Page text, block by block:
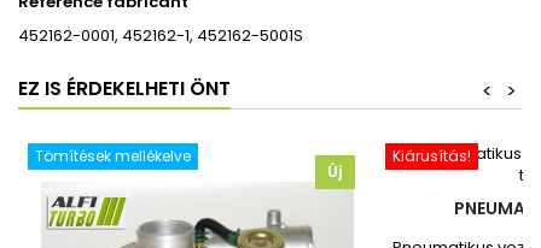
452162-0001, 452162-1, 452162-5001S
EZ IS ÉRDEKELHETI ÖNT >
<
Tömítések mellékelve
Új
Kiárusítás!